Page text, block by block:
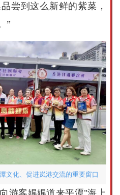
尝到这么新鲜的紫菜，
”
文化、促进岚港交流的重要窗口